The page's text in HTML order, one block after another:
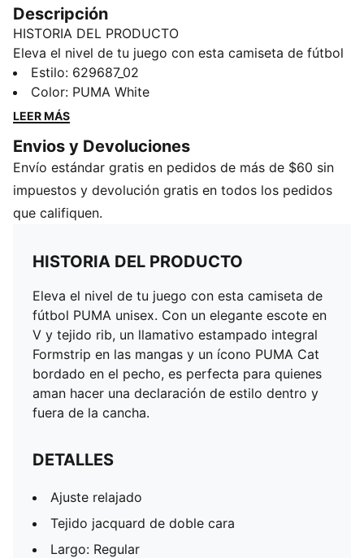
Descripción
HISTORIA DEL PRODUCTO
Eleva el nivel de tu juego con esta camiseta de fútbol
PUMA unisex. Con un elegante escote en V y tejido
rib, un llamativo estampado integral Formstrip en las
mangas y un ícono PUMA Cat bordado en el pecho, es
estilo dentro y fuera de la cancha.
DETALLES
Ajuste relajado
Tejido jacquard de doble cara
Manga corta
Detalles de la marca PUMA
Estilo: 629687_02
Color: PUMA White
LEER MÁS
Envios y Devoluciones
Envío estándar gratis en pedidos de más de $60 sin
impuestos y devolución gratis en todos los pedidos
que califiquen.
HISTORIA DEL PRODUCTO
Eleva el nivel de tu juego con esta camiseta de
fútbol PUMA unisex. Con un elegante escote en
V y tejido rib, un llamativo estampado integral
Formstrip en las mangas y un ícono PUMA Cat
bordado en el pecho, es perfecta para quienes
aman hacer una declaración de estilo dentro y
fuera de la cancha.
DETALLES
Ajuste relajado
Tejido jacquard de doble cara
Largo: Regular